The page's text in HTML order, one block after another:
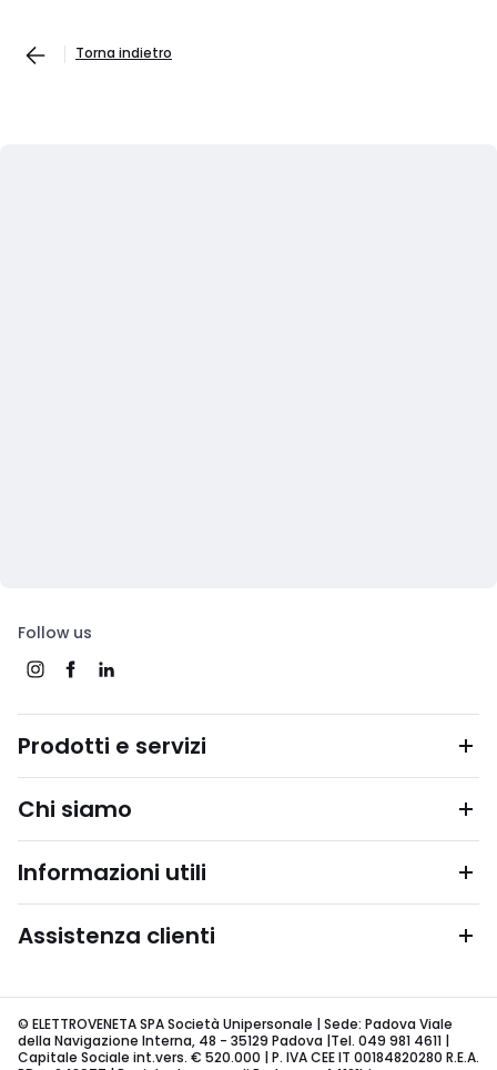
Torna indietro
Follow us
Prodotti e servizi
Chi siamo
Informazioni utili
Assistenza clienti
© ELETTROVENETA SPA Società Unipersonale | Sede: Padova Viale
della Navigazione Interna, 48 - 35129 Padova |Tel. 049 981 4611 |
Capitale Sociale int.vers. € 520.000 | P. IVA CEE IT 00184820280 R.E.A.